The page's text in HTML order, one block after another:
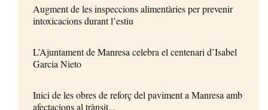
Augment de les inspeccions alimentàries per prevenir
intoxicacions durant l’estiu
L’Ajuntament de Manresa celebra el centenari d’Isabel
Garcia Nieto
Inici de les obres de reforç del paviment a Manresa amb
afectacions al trànsit...